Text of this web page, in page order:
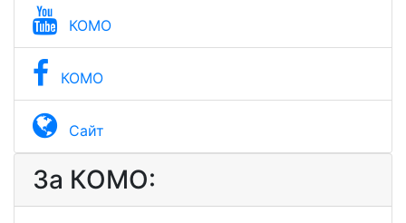
КОМО
КОМО
Сайт
За КОМО: